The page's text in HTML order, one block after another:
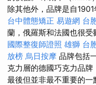
除其他外，品牌是自1901
台中體態矯正 易遊網 台
蘭，俄羅斯和法國也很受
國際整復師證照 雄獅 台
放榜 烏日按摩 品牌包括
克力層的德國巧克力品牌
最後但並非最不重要的